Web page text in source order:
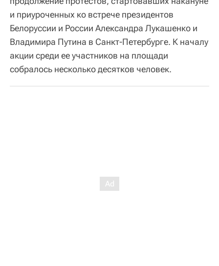
и приуроченных ко встрече президентов
Белоруссии и России Александра Лукашенко и
Владимира Путина в Санкт-Петербурге. К началу
акции среди ее участников на площади
собралось несколько десятков человек.